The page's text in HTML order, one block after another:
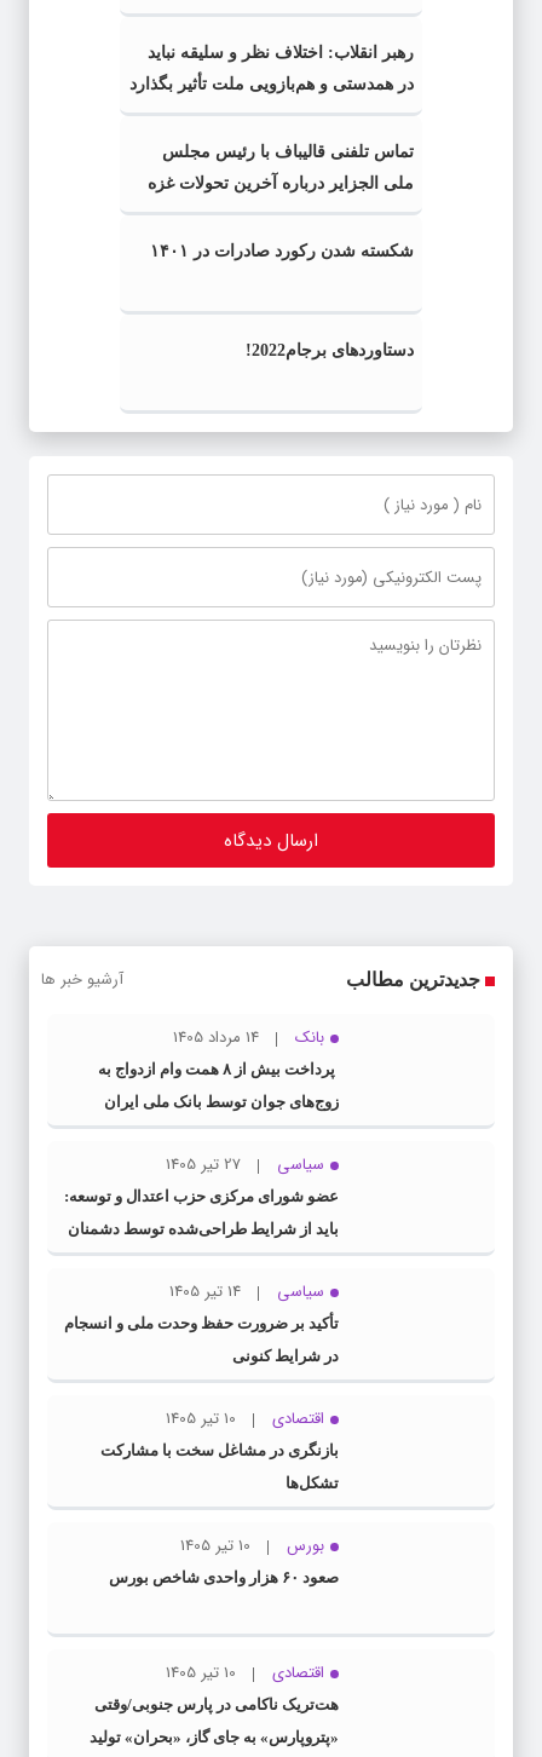
رهبر انقلاب: اختلاف نظر و سلیقه نباید
در همدستی و هم‌بازویی ملت تأثیر بگذارد
تماس تلفنی قالیباف با رئیس مجلس
ملی الجزایر درباره آخرین تحولات غزه
شکسته شدن رکورد صادرات در ۱۴۰۱
دستاوردهای برجام2022!
جدیدترین مطالب آرشیو خبر ها
بانک 14 مرداد 1405
پرداخت بیش از ۸ همت وام ازدواج به
زوج‌های جوان توسط بانک ملی ایران
سیاسی 27 تیر 1405
عضو شورای مرکزی حزب اعتدال و توسعه:
باید از شرایط طراحی‌شده توسط دشمنان
عبور کنیم
سیاسی 14 تیر 1405
تأکید بر ضرورت حفظ وحدت ملی و انسجام
در شرایط کنونی
اقتصادی 10 تیر 1405
بازنگری در مشاغل سخت با مشارکت
تشکل‌ها
بورس 10 تیر 1405
صعود ۶۰ هزار واحدی شاخص بورس
اقتصادی 10 تیر 1405
هت‌تریک ناکامی در پارس جنوبی/وقتی
«پتروپارس» به جای گاز، «بحران» تولید